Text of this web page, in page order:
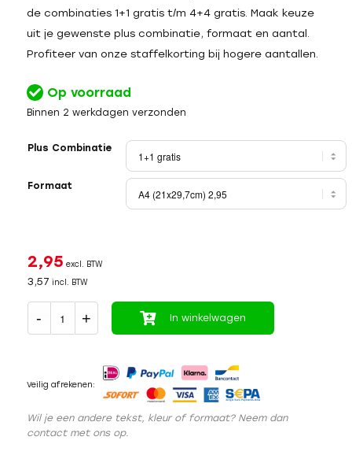
de combinaties 1+1 gratis t/m 4+4 gratis. Maak keuze
uit je gewenste plus combinatie, formaat en aantal.
Profiteer van onze staffelkorting bij hogere aantallen.
Op voorraad
Binnen 2 werkdagen verzonden
Plus Combinatie
Formaat
2,95 excl. BTW
3,57 incl. BTW
In winkelwagen
Veilig afrekenen:
Wil je een andere tekst, kleur of formaat? Neem dan
contact met ons op.